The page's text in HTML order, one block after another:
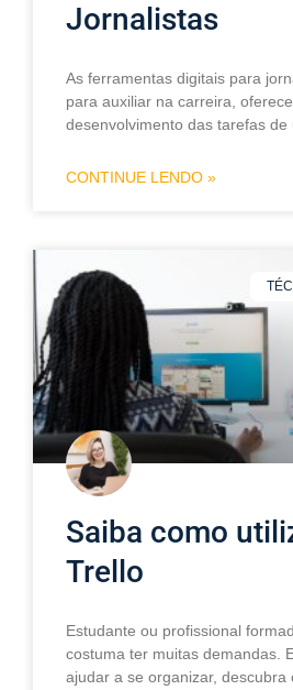
Jornalistas
As ferramentas digitais para
para auxiliar na carreira,
desenvolvimento das tarefas de
CONTINUE LENDO »
Saiba como
Trello
Estudante ou profissional
costuma ter muitas demandas.
ajudar a se organizar, descubra